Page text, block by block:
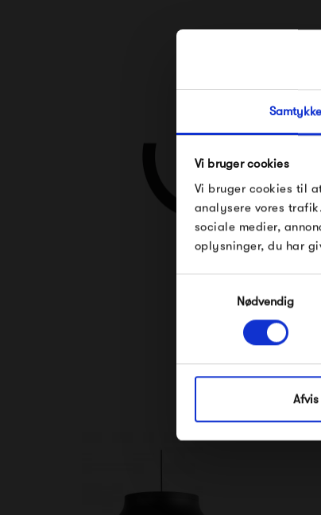
Samtykke
Vi bruger cookies
Vi bruger cookies til
analysere vores
sociale medier,
oplysninger, du har
Nødvendig
Afvis
Se alle